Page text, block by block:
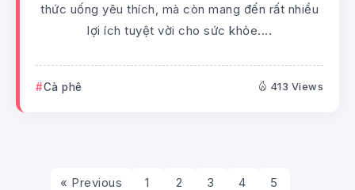
thức uống yêu thích, mà còn mang đến rất nhiều
lợi ích tuyệt vời cho sức khỏe....
Cà phê 413 Views
« Previous 1 2 3 4 5